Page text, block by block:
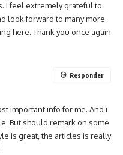
I feel extremely grateful to
look forward to many more
here. Thank you once again
important info for me. And i
But should remark on some
is great, the articles is really
Responder